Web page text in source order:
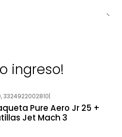
ingreso!
3324922002810|
Pure Aero Jr 25 +
Jet Mach 3